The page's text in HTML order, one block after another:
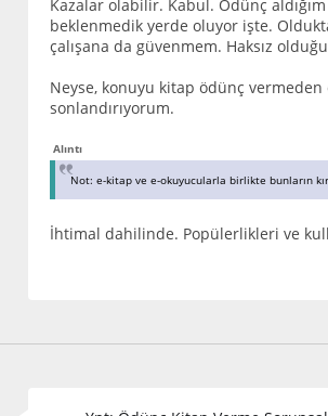
Kazalar olabilir. Kabul. Ödünç aldığım
beklenmedik yerde oluyor işte.
çalışana da güvenmem. Haksız
Neyse, konuyu kitap ödünç
sonlandırıyorum.
Alıntı
Not: e-kitap ve e-okuyucularla birlikte bunların
İhtimal dahilinde. Popülerlikleri ve